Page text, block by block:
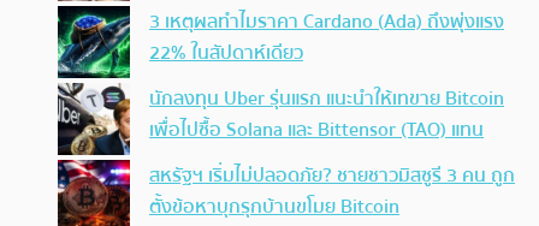
3 เหตุผลทำไมราคา Cardano (Ada) ถึงพุ่งแรง
22% ในสัปดาห์เดียว
นักลงทุน Uber รุ่นแรก แนะนำให้เทขาย Bitcoin
เพื่อไปซื้อ Solana และ Bittensor (TAO) แทน
สหรัฐฯ เริ่มไม่ปลอดภัย? ชายชาวมิสซูรี 3 คน ถูก
ตั้งข้อหาบุกรุกบ้านขโมย Bitcoin